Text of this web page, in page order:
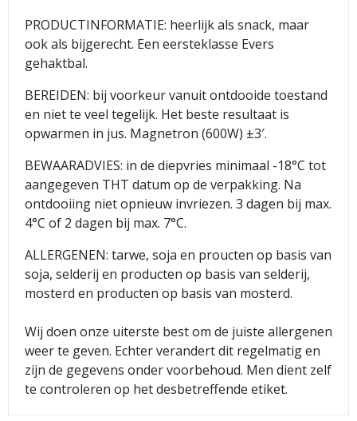
PRODUCTINFORMATIE: heerlijk als snack, maar
ook als bijgerecht. Een eersteklasse Evers
gehaktbal.
BEREIDEN: bij voorkeur vanuit ontdooide toestand
en niet te veel tegelijk. Het beste resultaat is
opwarmen in jus. Magnetron (600W) ±3′.
BEWAARADVIES: in de diepvries minimaal -18°C tot
aangegeven THT datum op de verpakking. Na
ontdooiing niet opnieuw invriezen. 3 dagen bij max.
4°C of 2 dagen bij max. 7°C.
ALLERGENEN: tarwe, soja en proucten op basis van
soja, selderij en producten op basis van selderij,
mosterd en producten op basis van mosterd.
Wij doen onze uiterste best om de juiste allergenen
weer te geven. Echter verandert dit regelmatig en
zijn de gegevens onder voorbehoud. Men dient zelf
te controleren op het desbetreffende etiket.